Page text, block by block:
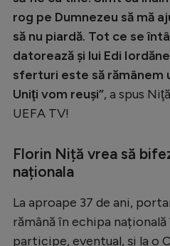
rog pe Dumnezeu să mă
să nu piardă. Tot ce se
datorează şi lui Edi
sferturi este să rămânem
Uniţi vom reuşi”, a spus
UEFA TV!
Florin Niță vrea să
naționala
La aproape 37 de ani,
rămână în echipa națională
participe, eventual, și la o